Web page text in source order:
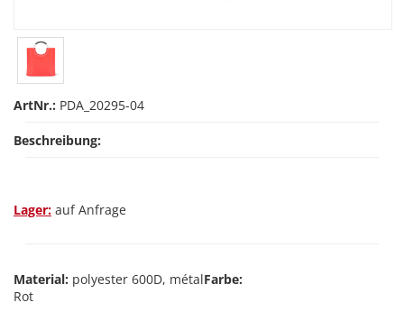
ArtNr.: PDA_20295-04
Beschreibung:
Lager: auf Anfrage
Material: polyester 600D, métalFarbe:
Rot